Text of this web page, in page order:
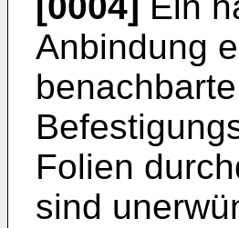
Anbindung
Folien
sind